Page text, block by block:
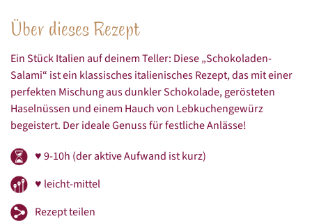
Über dieses Rezept
Ein Stück Italien auf deinem Teller: Diese „Schokoladen-
Salami“ ist ein klassisches italienisches Rezept, das mit einer
perfekten Mischung aus dunkler Schokolade, gerösteten
Haselnüssen und einem Hauch von Lebkuchengewürz
begeistert. Der ideale Genuss für festliche Anlässe!
♥ 9-10h (der aktive Aufwand ist kurz)
♥ leicht-mittel
Rezept teilen